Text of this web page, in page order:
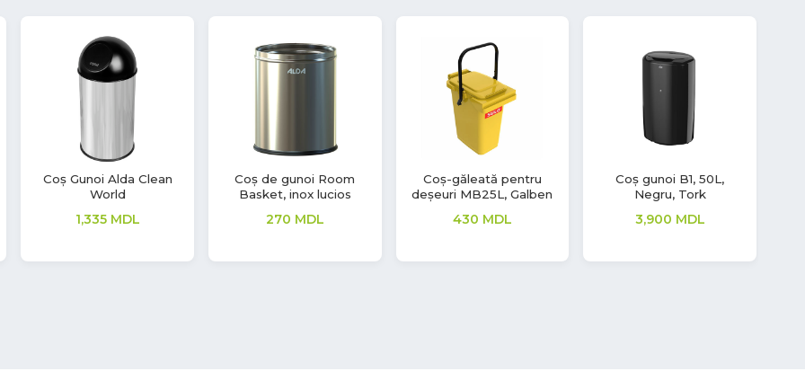
Coș gunoi B1, 50L,
Negru, Tork
3,900MDL
Coș de gunoi Room
Basket, metal negru, 9L
465 MDL
Coș Gunoi B1, 50L, Inox,
Tork
5,900MDL
Coș-găleată pentru
deșeuri MB25L, Albastru
430MDL